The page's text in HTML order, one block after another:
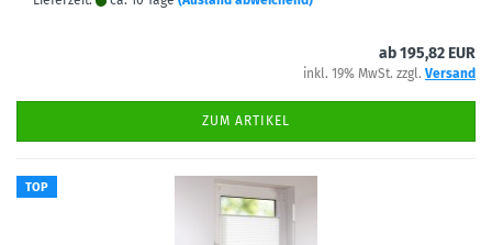
ab 195,82 EUR
inkl. 19% MwSt. zzgl. Versand
ZUM ARTIKEL
TOP